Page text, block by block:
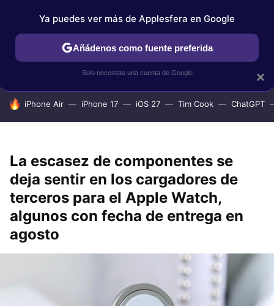
IPHONE TUTORIALES APPLESFERA SELECCIÓN
HOY SE HABLA DE
iPhone Air iPhone 17 iOS 27 Tim Cook ChatGPT
La escasez de componentes se
deja sentir en los cargadores de
terceros para el Apple Watch,
algunos con fecha de entrega en
agosto
×
Ya puedes ver más de Applesfera en Google
Añádenos como fuente preferida
Solo necesitas una cuenta de Google